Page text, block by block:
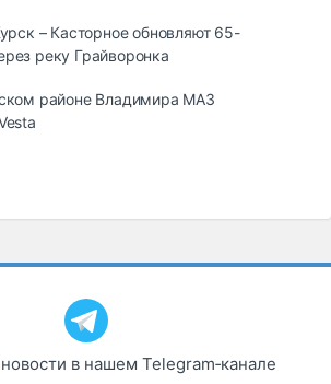
– Касторное обновляют 65-
реку Грайворонка
районе Владимира МАЗ
в нашем Telegram‑канале